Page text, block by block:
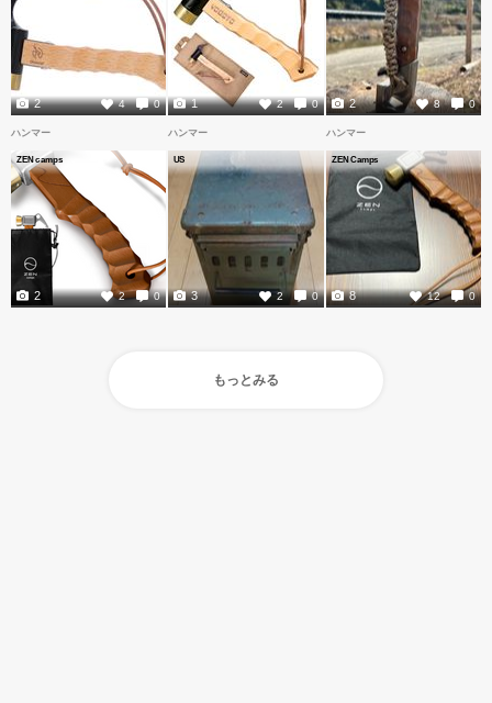
4 0
2 2 0
1 8 0
2
ハンマー
ZEN camps
2 0
2
ハンマー
US
2 0
3
ハンマー
ZEN Camps
12 0
8
もっとみる